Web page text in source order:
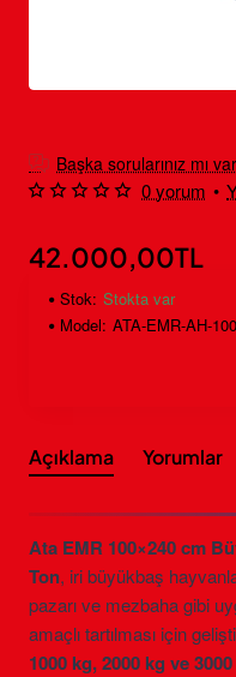
Başka sorularınız mı
0 yorum •
42.000,00TL
Stok: Stokta var
Model: ATA-EMR-AH-
Açıklama Yorumlar
Ata EMR 100×240 cm
Ton, iri büyükbaş
pazarı ve mezbaha gibi
amaçlı tartılması için
1000 kg, 2000 kg ve